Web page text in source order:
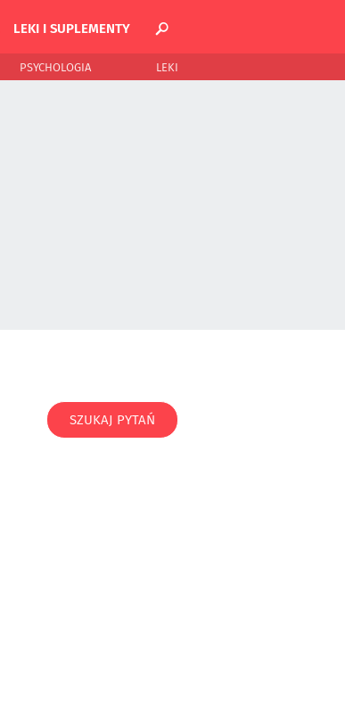
LEKI I SUPLEMENTY
PSYCHOLOGIA LEKI
SZUKAJ PYTAŃ